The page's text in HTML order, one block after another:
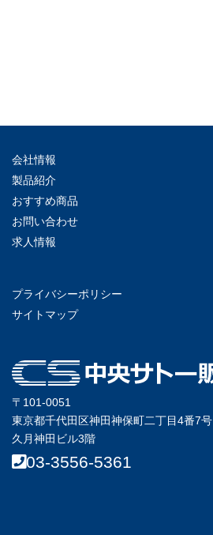
会社情報
製品紹介
おすすめ商品
お問い合わせ
求人情報
プライバシーポリシー
サイトマップ
〒101-0051
東京都千代田区神田神保町二丁目4番7号
久月神田ビル3階
03-3556-5361